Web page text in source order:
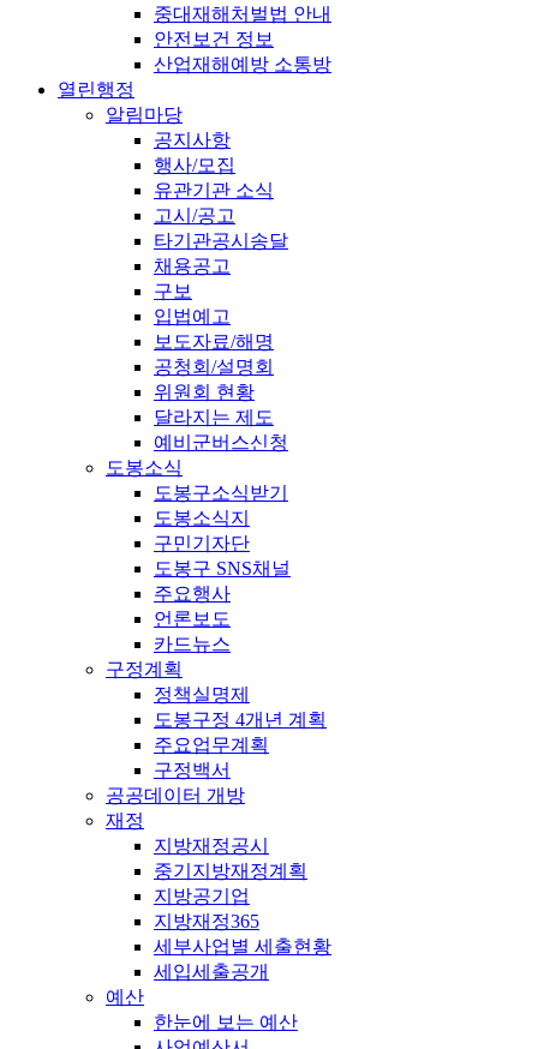
중대재해처벌법 안내
안전보건 정보
산업재해예방 소통방
열린행정
알림마당
공지사항
행사/모집
유관기관 소식
고시/공고
타기관공시송달
채용공고
구보
입법예고
보도자료/해명
공청회/설명회
위원회 현황
달라지는 제도
예비군버스신청
도봉소식
도봉구소식받기
도봉소식지
구민기자단
도봉구 SNS채널
주요행사
언론보도
카드뉴스
구정계획
정책실명제
도봉구정 4개년 계획
주요업무계획
구정백서
공공데이터 개방
재정
지방재정공시
중기지방재정계획
지방공기업
지방재정365
세부사업별 세출현황
세입세출공개
예산
한눈에 보는 예산